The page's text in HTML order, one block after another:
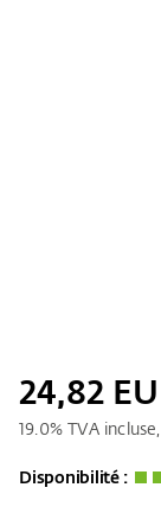
24,82
19.0% TVA
Disponibilité :